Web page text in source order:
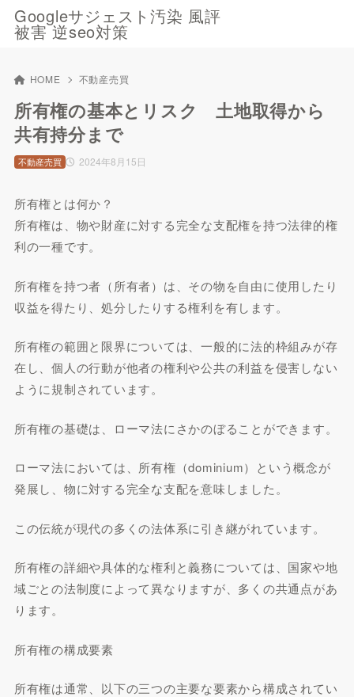
Googleサジェスト汚染 風評
被害 逆seo対策
HOME 不動産売買
所有権の基本とリスク 土地取得から
共有持分まで
2024年8月15日
不動産売買
所有権とは何か？
所有権は、物や財産に対する完全な支配権を持つ法律的権
利の一種です。
所有権を持つ者（所有者）は、その物を自由に使用したり
収益を得たり、処分したりする権利を有します。
所有権の範囲と限界については、一般的に法的枠組みが存
在し、個人の行動が他者の権利や公共の利益を侵害しない
ように規制されています。
所有権の基礎は、ローマ法にさかのぼることができます。
ローマ法においては、所有権（dominium）という概念が
発展し、物に対する完全な支配を意味しました。
この伝統が現代の多くの法体系に引き継がれています。
所有権の詳細や具体的な権利と義務については、国家や地
域ごとの法制度によって異なりますが、多くの共通点があ
ります。
所有権の構成要素
所有権は通常、以下の三つの主要な要素から構成されてい